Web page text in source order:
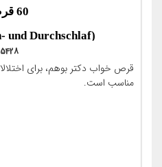
60 قرص
(Dr. Böhm® Ein- und Durchschlaf)
قرص خواب دکتر بوهم، برای
مناسب است.